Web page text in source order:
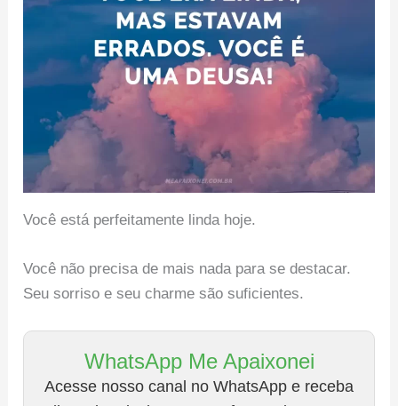
Você está perfeitamente linda hoje.
Você não precisa de mais nada para se destacar.
Seu sorriso e seu charme são suficientes.
WhatsApp Me Apaixonei
Acesse nosso canal no WhatsApp e receba